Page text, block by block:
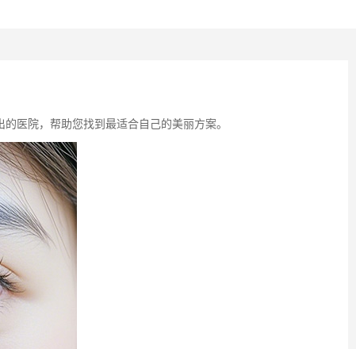
医院，帮助您找到最适合自己的美丽方案。